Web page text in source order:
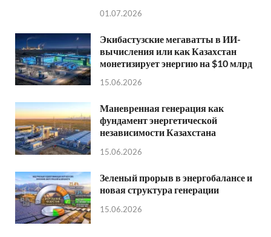
01.07.2026
Экибастузские мегаватты в ИИ-
вычисления или как Казахстан
монетизирует энергию на $10 млрд
15.06.2026
Маневренная генерация как
фундамент энергетической
независимости Казахстана
15.06.2026
Зеленый прорыв в энергобалансе и
новая структура генерации
15.06.2026